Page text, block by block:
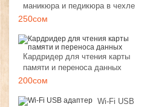
маникюра и педикюра в чехле
250сом
Кардридер для чтения карты
памяти и переноса данных
200сом
Wi-Fi USB